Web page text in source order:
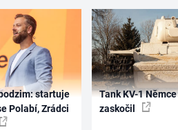
startuje
Polabí, Zrádci
Tank KV-1
zaskočil